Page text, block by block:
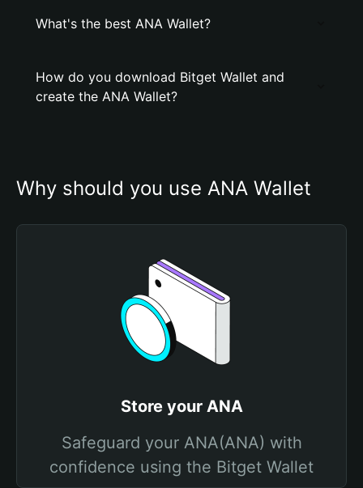
What's the best ANA Wallet?
How do you download Bitget Wallet and
create the ANA Wallet?
Why should you use ANA Wallet
Store your ANA
Safeguard your ANA(ANA) with
confidence using the Bitget Wallet